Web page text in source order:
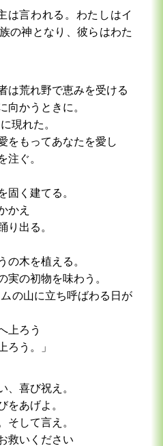
は言われる。わたしはイ
の神となり、彼らはわた
は荒れ野で恵みを受ける
向かうときに。
現れた。
をもってあなたを愛し
注ぐ。
固く建てる。
かえ
り出る。
の木を植える。
実の初物を味わう。
の山に立ち呼ばわる日が
上ろう
ろう。」
、喜び祝え。
をあげよ。
そして言え。
救いください